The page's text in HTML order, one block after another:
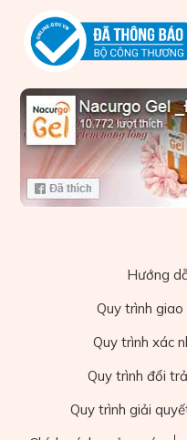
Hướng
Quy trình giao
Quy trình xác
Quy trình đổi
Quy trình giải